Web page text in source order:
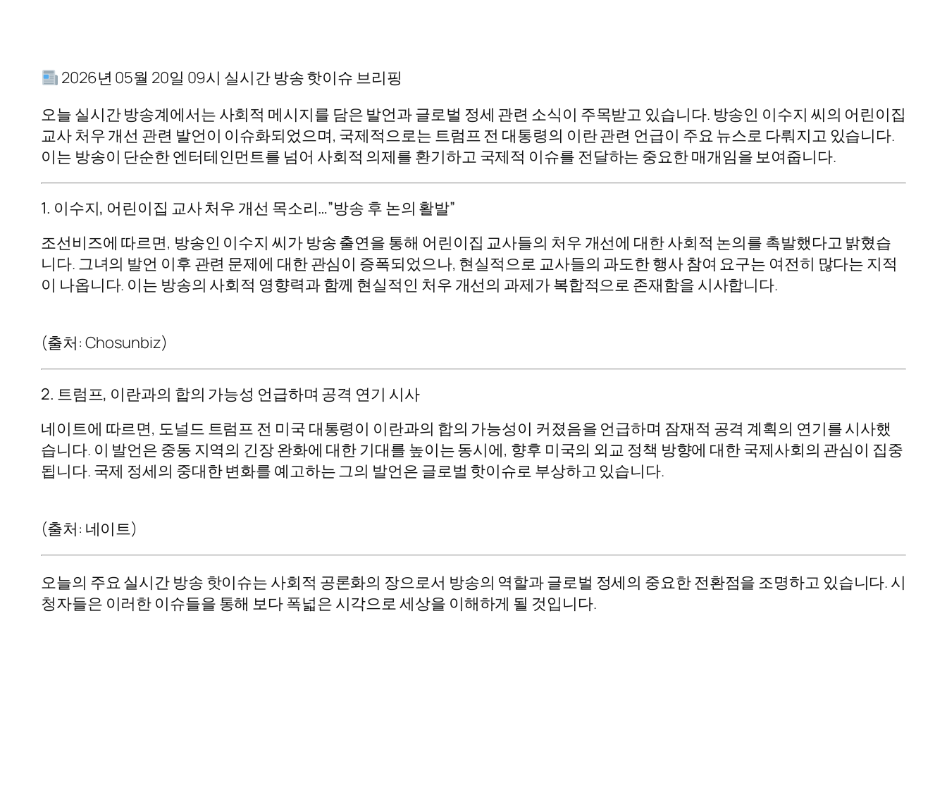
2026년 05월 20일 09시 실시간 방송 핫이슈 브리핑
오늘 실시간 방송계에서는 사회적 메시지를 담은 발언과 글로벌 정세 관련 소식이 주목받고 있습니다. 방송인 이수지 씨의 어린이집
교사 처우 개선 관련 발언이 이슈화되었으며, 국제적으로는 트럼프 전 대통령의 이란 관련 언급이 주요 뉴스로 다뤄지고 있습니다.
이는 방송이 단순한 엔터테인먼트를 넘어 사회적 의제를 환기하고 국제적 이슈를 전달하는 중요한 매개임을 보여줍니다.
1. 이수지, 어린이집 교사 처우 개선 목소리…”방송 후 논의 활발”
조선비즈에 따르면, 방송인 이수지 씨가 방송 출연을 통해 어린이집 교사들의 처우 개선에 대한 사회적 논의를 촉발했다고 밝혔습
니다. 그녀의 발언 이후 관련 문제에 대한 관심이 증폭되었으나, 현실적으로 교사들의 과도한 행사 참여 요구는 여전히 많다는 지적
이 나옵니다. 이는 방송의 사회적 영향력과 함께 현실적인 처우 개선의 과제가 복합적으로 존재함을 시사합니다.
(출처: Chosunbiz)
2. 트럼프, 이란과의 합의 가능성 언급하며 공격 연기 시사
네이트에 따르면, 도널드 트럼프 전 미국 대통령이 이란과의 합의 가능성이 커졌음을 언급하며 잠재적 공격 계획의 연기를 시사했
습니다. 이 발언은 중동 지역의 긴장 완화에 대한 기대를 높이는 동시에, 향후 미국의 외교 정책 방향에 대한 국제사회의 관심이 집중
됩니다. 국제 정세의 중대한 변화를 예고하는 그의 발언은 글로벌 핫이슈로 부상하고 있습니다.
(출처: 네이트)
오늘의 주요 실시간 방송 핫이슈는 사회적 공론화의 장으로서 방송의 역할과 글로벌 정세의 중요한 전환점을 조명하고 있습니다. 시
청자들은 이러한 이슈들을 통해 보다 폭넓은 시각으로 세상을 이해하게 될 것입니다.